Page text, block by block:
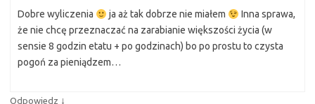
Dobre wyliczenia ja aż tak dobrze nie miałem
Inna sprawa,
że nie chcę przeznaczać na zarabianie większości życia (w
sensie 8 godzin etatu + po godzinach) bo po prostu to czysta
pogoń za pieniądzem…
Odpowiedz ↓